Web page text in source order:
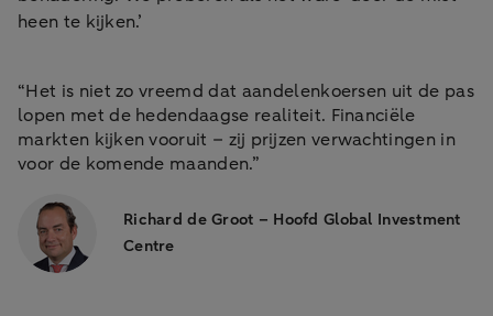
heen te kijken.’
“Het is niet zo vreemd dat aandelenkoersen uit de pas
lopen met de hedendaagse realiteit. Financiële
markten kijken vooruit – zij prijzen verwachtingen in
voor de komende maanden.”
Richard de Groot – Hoofd Global Investment
Centre